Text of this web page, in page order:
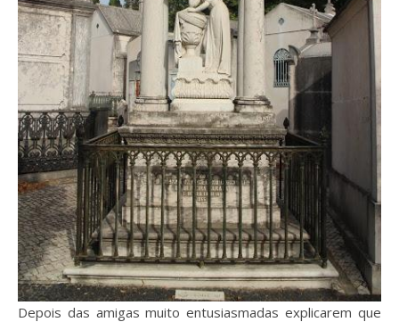
Depois das amigas muito entusiasmadas explicarem que